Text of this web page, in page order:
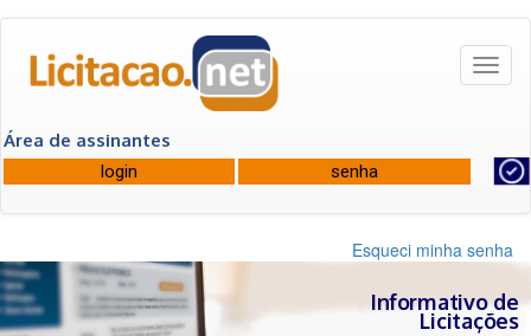
Área de assinantes
Esqueci minha senha
Informativo de
Licitações